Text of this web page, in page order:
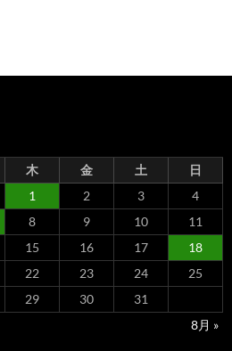
木 金 土
日
1
2 3
4
8 9 10
11
15 16 17
18
22 23 24
25
29 30
31
8月 »